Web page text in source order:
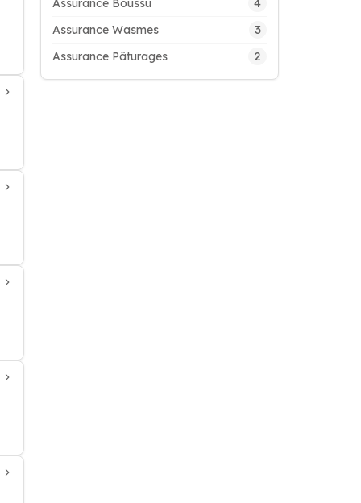
Assurance Boussu
Assurance Wasmes 3
Assurance Pâturages 2